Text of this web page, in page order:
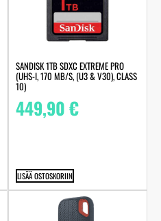
SANDISK 1TB SDXC EXTREME PRO
(UHS-I, 170 MB/S, (U3 & V30), CLASS
10)
449,90€
LISÄÄ OSTOSKORIIN